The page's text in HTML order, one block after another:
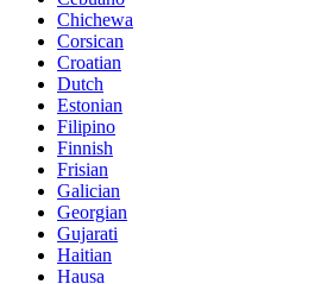
Chichewa
Corsican
Croatian
Dutch
Estonian
Filipino
Finnish
Frisian
Galician
Georgian
Gujarati
Haitian
Hausa